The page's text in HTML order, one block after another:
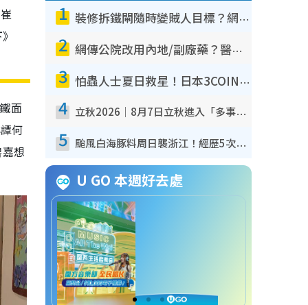
面
何
想
1 裝修拆鐵閘隨時變賊人目標？網民揭2大關鍵用途：裝新式等於白裝？附新舊鐵閘分別
2 網傳公院改用內地/副廠藥？醫生拆解正副廠分別 揭4類人換藥隨時出事
3 怕蟲人士夏日救星！日本3COINS爆紅驅蟲神器$45起 1招「全程免觸碰」輕鬆搞定小強
4 立秋2026｜8月7日立秋進入「多事之秋」 3件事唔做得！專家教6招開運 清枱頭／銀包納氣接好運
5 颱風白海豚料周日襲浙江！經歷5次「眼牆置換」極罕見 成登陸內地最長途颱風
U GO 本週好去處